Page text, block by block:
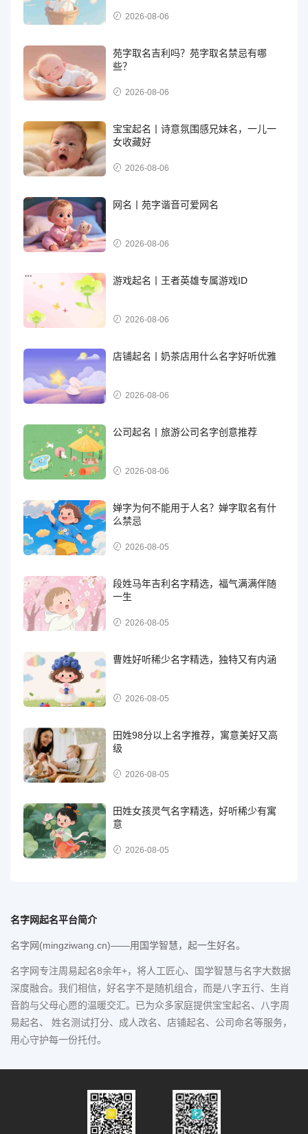
2026-08-06
苑字取名吉利吗？苑字取名禁忌有哪
些？
2026-08-06
宝宝起名丨诗意氛围感兄妹名，一儿一
女收藏好
2026-08-06
网名丨苑字谐音可爱网名
2026-08-06
游戏起名丨王者英雄专属游戏ID
2026-08-06
店铺起名丨奶茶店用什么名字好听优雅
2026-08-06
公司起名丨旅游公司名字创意推荐
2026-08-06
婵字为何不能用于人名？婵字取名有什
么禁忌
2026-08-05
段姓马年吉利名字精选，福气满满伴随
一生
2026-08-05
曹姓好听稀少名字精选，独特又有内涵
2026-08-05
田姓98分以上名字推荐，寓意美好又高
级
2026-08-05
田姓女孩灵气名字精选，好听稀少有寓
意
2026-08-05
名字网起名平台简介
名字网(mingziwang.cn)——用国学智慧，起一生好名。
名字网专注周易起名8余年+，将人工匠心、国学智慧与名字大数据
深度融合。我们相信，好名字不是随机组合，而是八字五行、生肖
音韵与父母心愿的温暖交汇。已为众多家庭提供宝宝起名、八字周
易起名、 姓名测试打分、成人改名、店铺起名、公司命名等服务，
用心守护每一份托付。